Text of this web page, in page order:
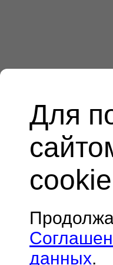
Для
данных.